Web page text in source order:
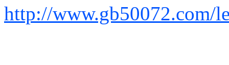
http://www.gb50072.com/